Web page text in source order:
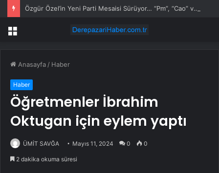
Özgür Özel’in Yeni Parti Mesaisi Sürüyor… “Pm”, “Cao” ve “Myk” Toplantılarına Başkanlık Etti
Menü
Anasayfa / Haber
Haber
Öğretmenler İbrahim
Oktugan için eylem yaptı
ÜMİT SAVĞA Mayıs 11, 2024 0 0
2 dakika okuma süresi